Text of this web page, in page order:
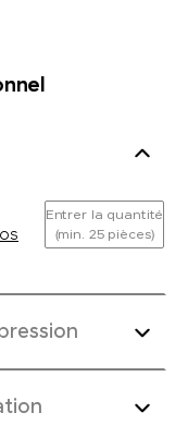
Entrer la quantité
(min. 25 pièces)